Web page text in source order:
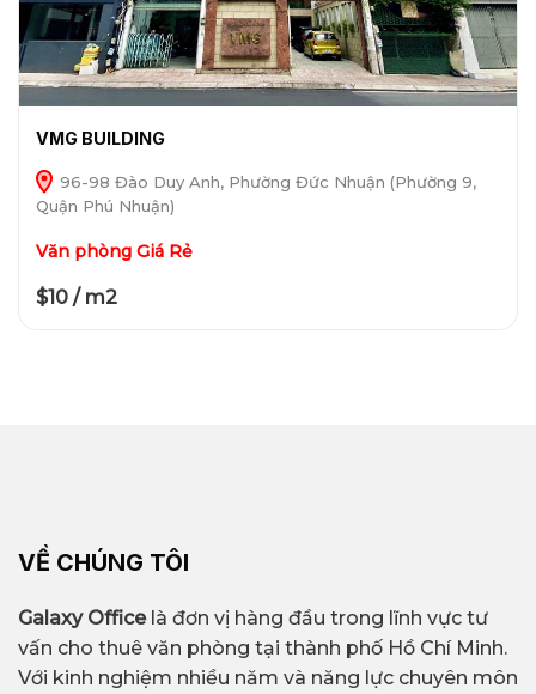
VMG BUILDING
96-​98 Đào Duy Anh, Phường Đức Nhuận (Phường 9,
Quận Phú Nhuận)
Văn phòng Giá Rẻ
$10 / m2
VỀ CHÚNG TÔI
Galaxy Officelà đơn vị hàng đầu trong lĩnh vực tư
vấn cho thuê văn phòng tại thành phố Hồ Chí Minh.
Với kinh nghiệm nhiều năm và năng lực chuyên môn